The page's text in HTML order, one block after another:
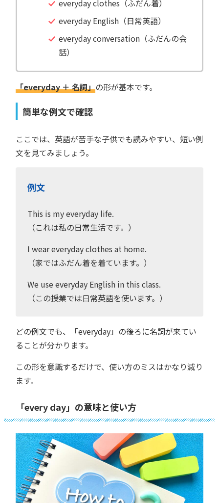
everyday clothes（ふだん着）
everyday English（日常英語）
everyday conversation（ふだんの会
話）
「everyday ＋ 名詞」の形が基本です。
簡単な例文で確認
ここでは、英語が苦手な子供でも読みやすい、短い例
文を見てみましょう。
例文
This is my everyday life.
（これは私の日常生活です。）
I wear everyday clothes at home.
（家ではふだん着を着ています。）
We use everyday English in this class.
（この授業では日常英語を使います。）
どの例文でも、「everyday」の後ろに名詞が来てい
ることが分かります。
この形を意識するだけで、使い方のミスはかなり減り
ます。
「every day」の意味と使い方